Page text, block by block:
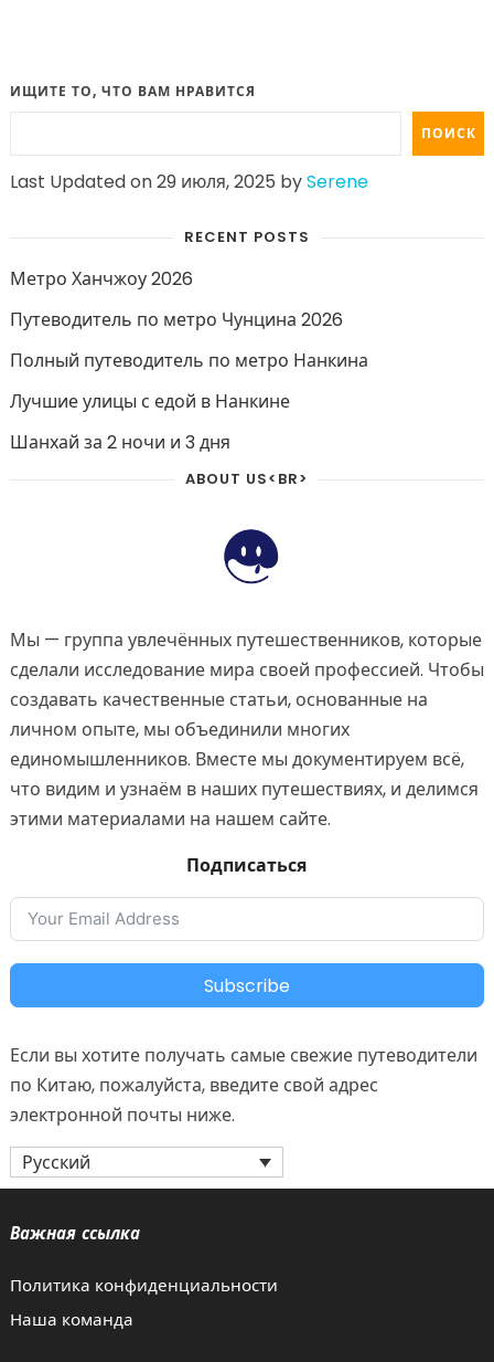
ИЩИТЕ ТО, ЧТО ВАМ НРАВИТСЯ
ПОИСК
Last Updated on 29 июля, 2025 bySerene
RECENT POSTS
Метро Ханчжоу 2026
Путеводитель по метро Чунцина 2026
Полный путеводитель по метро Нанкина
Лучшие улицы с едой в Нанкине
Шанхай за 2 ночи и 3 дня
ABOUT US<BR>
Мы — группа увлечённых путешественников, которые
сделали исследование мира своей профессией. Чтобы
создавать качественные статьи, основанные на
личном опыте, мы объединили многих
единомышленников. Вместе мы документируем всё,
что видим и узнаём в наших путешествиях, и делимся
этими материалами на нашем сайте.
Подписаться
Subscribe
Если вы хотите получать самые свежие путеводители
по Китаю, пожалуйста, введите свой адрес
электронной почты ниже.
Русский
Важная ссылка
Политика конфиденциальности
Наша команда